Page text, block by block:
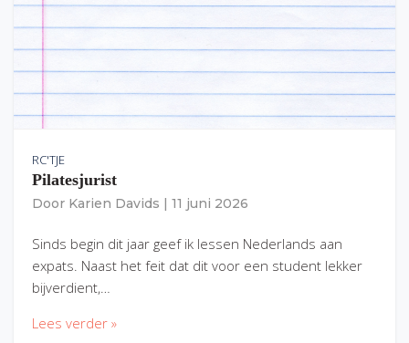
RC'TJE
Pilatesjurist
Door Karien Davids 11 juni 2026
Sinds begin dit jaar geef ik lessen Nederlands aan
expats. Naast het feit dat dit voor een student lekker
bijverdient,…
Lees verder »